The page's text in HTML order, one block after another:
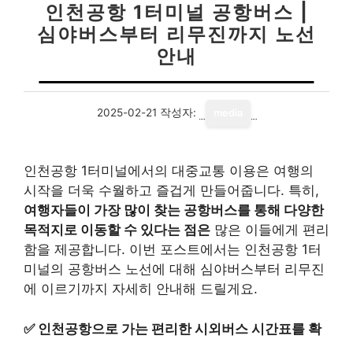
인천공항 1터미널 공항버스 |
심야버스부터 리무진까지 노선
안내
2025-02-21 작성자:
인천공항 1터미널에서의 대중교통 이용은 여행의
시작을 더욱 수월하고 즐겁게 만들어줍니다. 특히,
여행자들이 가장 많이 찾는 공항버스를 통해 다양한
목적지로 이동할 수 있다는 점은 많은 이들에게 편리
함을 제공합니다. 이번 포스트에서는 인천공항 1터
미널의 공항버스 노선에 대해 심야버스부터 리무진
에 이르기까지 자세히 안내해 드릴게요.
✅ 인천공항으로 가는 편리한 시외버스 시간표를 확